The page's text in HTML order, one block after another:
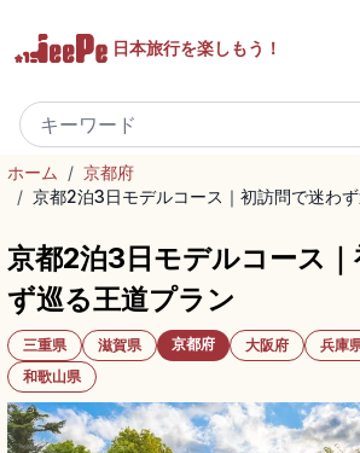
日本旅行を楽しもう！
ホーム / 京都府
/ 京都2泊3日モデルコース｜初訪問で迷わ
京都2泊3日モデルコース
ず巡る王道プラン
三重県 滋賀県 京都府 大阪府 兵庫
和歌山県